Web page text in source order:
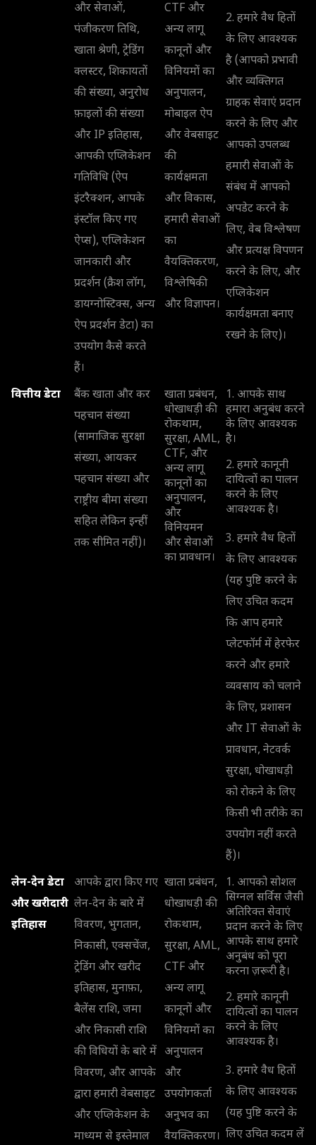
और सेवाओं,
पंजीकरण तिथि,
खाता श्रेणी, ट्रेडिंग
क्लस्टर, शिकायतों
की संख्या, अनुरोध
फ़ाइलों की संख्या
और IP इतिहास,
आपकी एप्लिकेशन
गतिविधि (ऐप
इंटरैक्शन, आपके
इंस्टॉल किए गए
ऐप्स), एप्लिकेशन
जानकारी और
प्रदर्शन (क्रैश लॉग,
डायग्नोस्टिक्स, अन्य
ऐप प्रदर्शन डेटा) का
उपयोग कैसे करते
हैं।
CTF और
अन्य लागू
कानूनों और
विनियमों का
अनुपालन,
मोबाइल ऐप
और वेबसाइट
की
कार्यक्षमता
और विकास,
हमारी सेवाओं
का
वैयक्तिकरण,
विश्लेषिकी
और विज्ञापन।
2. हमारे वैध हितों
के लिए आवश्यक
है (आपको प्रभावी
और व्यक्तिगत
ग्राहक सेवाएं प्रदान
करने के लिए और
आपको उपलब्ध
हमारी सेवाओं के
संबंध में आपको
अपडेट करने के
लिए, वेब विश्लेषण
और प्रत्यक्ष विपणन
करने के लिए, और
एप्लिकेशन
कार्यक्षमता बनाए
रखने के लिए)।
वित्तीय डेटा
बैंक खाता और कर
पहचान संख्या
(सामाजिक सुरक्षा
संख्या, आयकर
पहचान संख्या और
राष्ट्रीय बीमा संख्या
सहित लेकिन इन्हीं
तक सीमित नहीं)।
खाता प्रबंधन,
धोखाधड़ी की
रोकथाम,
सुरक्षा, AML,
CTF, और
अन्य लागू
कानूनों का
अनुपालन,
और
विनियमन
और सेवाओं
का प्रावधान।
1. आपके साथ
हमारा अनुबंध करने
के लिए आवश्यक
है।
2. हमारे कानूनी
दायित्वों का पालन
करने के लिए
आवश्यक है।
3. हमारे वैध हितों
के लिए आवश्यक
(यह पुष्टि करने के
लिए उचित कदम
कि आप हमारे
प्लेटफॉर्म में हेरफेर
करने और हमारे
व्यवसाय को चलाने
के लिए, प्रशासन
और IT सेवाओं के
प्रावधान, नेटवर्क
सुरक्षा, धोखाधड़ी
को रोकने के लिए
किसी भी तरीके का
उपयोग नहीं करते
हैं)।
लेन-देन डेटा
और खरीदारी
इतिहास
आपके द्वारा किए गए
लेन-देन के बारे में
विवरण, भुगतान,
निकासी, एक्सचेंज,
ट्रेडिंग और खरीद
इतिहास, मुनाफ़ा,
बैलेंस राशि, जमा
और निकासी राशि
की विधियों के बारे में
विवरण, और आपके
द्वारा हमारी वेबसाइट
और एप्लिकेशन के
माध्यम से इस्तेमाल
खाता प्रबंधन,
धोखाधड़ी की
रोकथाम,
सुरक्षा, AML,
CTF और
अन्य लागू
कानूनों और
विनियमों का
अनुपालन
और
उपयोगकर्ता
अनुभव का
वैयक्तिकरण।
1. आपको सोशल
सिग्नल सर्विस जैसी
अतिरिक्त सेवाएं
प्रदान करने के लिए
आपके साथ हमारे
अनुबंध को पूरा
करना ज़रूरी है।
2. हमारे कानूनी
दायित्वों का पालन
करने के लिए
आवश्यक है।
3. हमारे वैध हितों
के लिए आवश्यक
(यह पुष्टि करने के
लिए उचित कदम लें